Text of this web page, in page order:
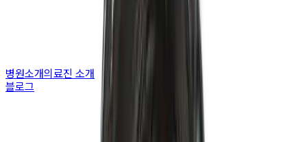
병원소개의료진 소개
블로그